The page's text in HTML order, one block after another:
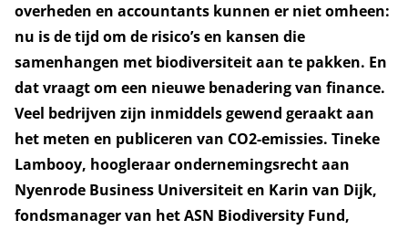
overheden en accountants kunnen er niet omheen:
nu is de tijd om de risico’s en kansen die
samenhangen met biodiversiteit aan te pakken. En
dat vraagt om een nieuwe benadering van finance.
Veel bedrijven zijn inmiddels gewend geraakt aan
het meten en publiceren van CO2-emissies. Tineke
Lambooy, hoogleraar ondernemingsrecht aan
Nyenrode Business Universiteit en Karin van Dijk,
fondsmanager van het ASN Biodiversity Fund,